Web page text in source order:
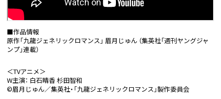
■作品情報
原作「九龍ジェネリックロマンス」 眉月じゅん （集英社「週刊ヤングジャ
ンプ」連載）
＜TVアニメ＞
W主演： 白石晴香 杉田智和
©眉月じゅん／集英社・「九龍ジェネリックロマンス」製作委員会